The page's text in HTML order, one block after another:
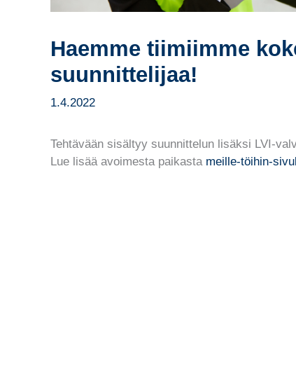
Haemme tiimiimme
suunnittelijaa!
1.4.2022
Tehtävään sisältyy suunnittelun lisäksi LVI-
Lue lisää avoimesta paikasta meille-töihin-